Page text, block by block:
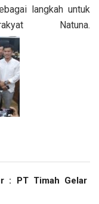
langkah untuk
Natuna.
: PT Timah Gelar